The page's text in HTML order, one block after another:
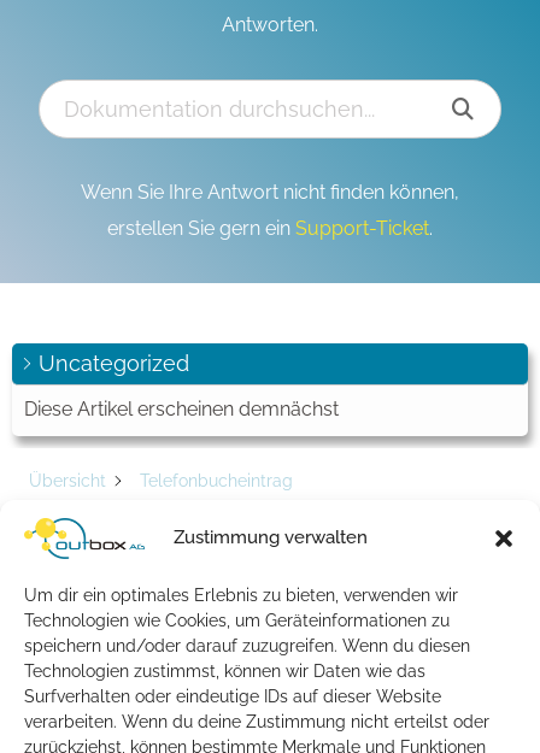
Zustimmung verwalten
Um dir ein optimales Erlebnis zu bieten, verwenden wir
Technologien wie Cookies, um Geräteinformationen zu
speichern und/oder darauf zuzugreifen. Wenn du diesen
Technologien zustimmst, können wir Daten wie das
Surfverhalten oder eindeutige IDs auf dieser Website
verarbeiten. Wenn du deine Zustimmung nicht erteilst oder
zurückziehst, können bestimmte Merkmale und Funktionen
Antworten.
Wenn Sie Ihre Antwort nicht finden können,
erstellen Sie gern ein Support-Ticket.
Uncategorized
Diese Artikel erscheinen demnächst
Übersicht Telefonbucheintrag
Schlagwort -
Artikel
Wie wird ein Telefonbucheintrag, für Kunden
ohne Nummernmanagement, im oCS